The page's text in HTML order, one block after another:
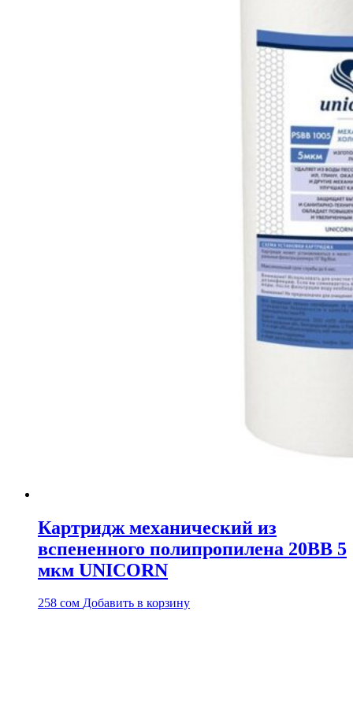
Картридж механический из
вспененного полипропилена 20BB 5
мкм UNICORN
258 сом Добавить в корзину